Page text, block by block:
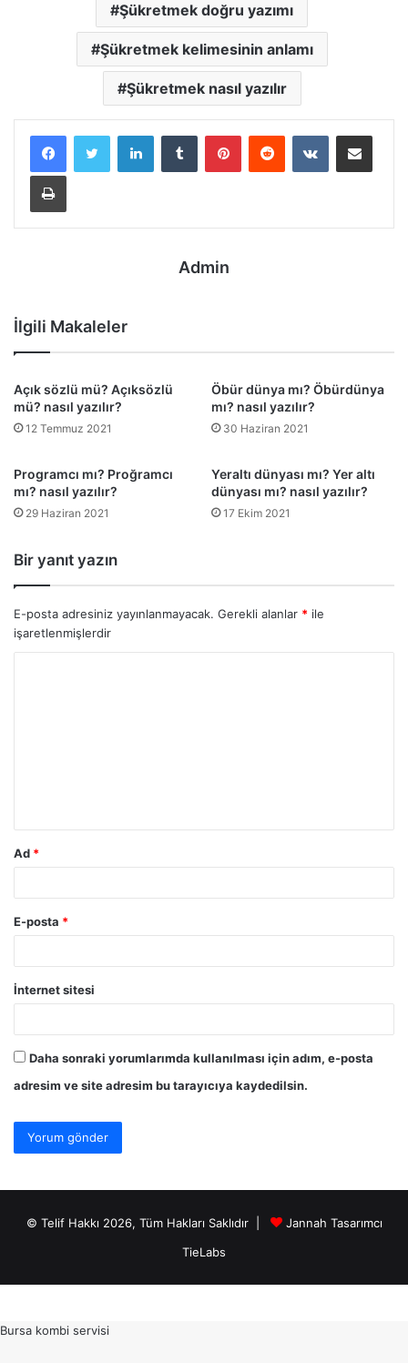
Şükretmek doğru yazımı
Şükretmek kelimesinin anlamı
Şükretmek nasıl yazılır
LinkedInTumblr PinterestReddit VKontakteE-Posta ile paylaş
Yazdır
Admin
İlgili Makaleler
Açık sözlü mü? Açıksözlü
mü? nasıl yazılır?
12 Temmuz 2021
Öbür dünya mı? Öbürdünya
mı? nasıl yazılır?
30 Haziran 2021
Programcı mı? Proğramcı
mı? nasıl yazılır?
29 Haziran 2021
Yeraltı dünyası mı? Yer altı
dünyası mı? nasıl yazılır?
17 Ekim 2021
Bir yanıt yazın
E-posta adresiniz yayınlanmayacak. Gerekli alanlar * ile
işaretlenmişlerdir
Ad *
E-posta *
İnternet sitesi
Daha sonraki yorumlarımda kullanılması için adım, e-posta
adresim ve site adresim bu tarayıcıya kaydedilsin.
© Telif Hakkı 2026, Tüm Hakları Saklıdır |
Jannah Tasarımcı
TieLabs
Bursa kombi servisi